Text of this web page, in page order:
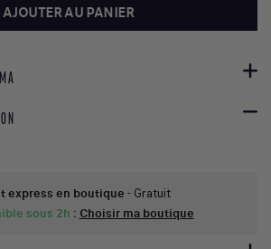
AJOUTER AU PANIER
express en boutique - Gratuit
sous 2h : Choisir ma boutique